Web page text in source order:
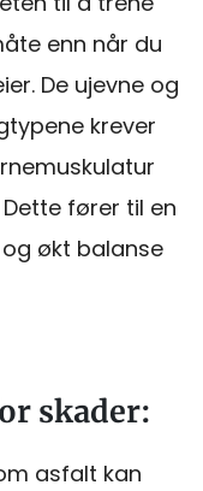
enn når du
De ujevne og
krever
fører til en
økt balanse
skader:
asfalt kan